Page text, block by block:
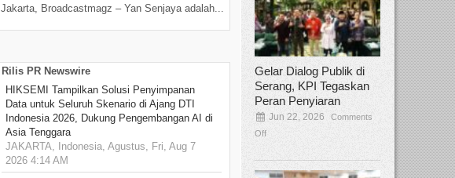
Jakarta, Broadcastmagz – Yan Senjaya adalah...
Bekasi, Broadcastmagz – Dalam upaya
talenta...
Rilis PR Newswire
HIKSEMI Tampilkan Solusi Penyimpanan
Data untuk Seluruh Skenario di Ajang DTI
Indonesia 2026, Dukung Pengembangan AI di
Asia Tenggara
JAKARTA, Indonesia, Agustus, Fri, Aug 7
2026 4:14 AM
Gelar Dialog Publik di
Serang, KPI Tegaskan
Peran Penyiaran
Jun 22, 2026
Comments
Off